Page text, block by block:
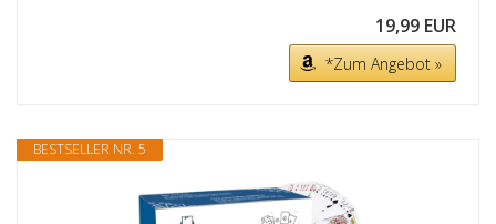
19,99 EUR
*Zum Angebot »
BESTSELLER NR. 5